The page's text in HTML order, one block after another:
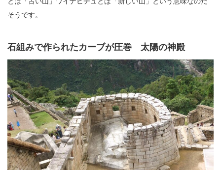
そうです。
石組みで作られたカーブが圧巻 太陽の神殿